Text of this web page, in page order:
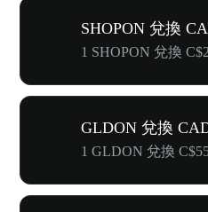
SHOPON 兌換
1 SHOPON 兌換
GLDON 兌換
1 GLDON 兌換